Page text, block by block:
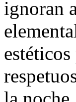
ignoran